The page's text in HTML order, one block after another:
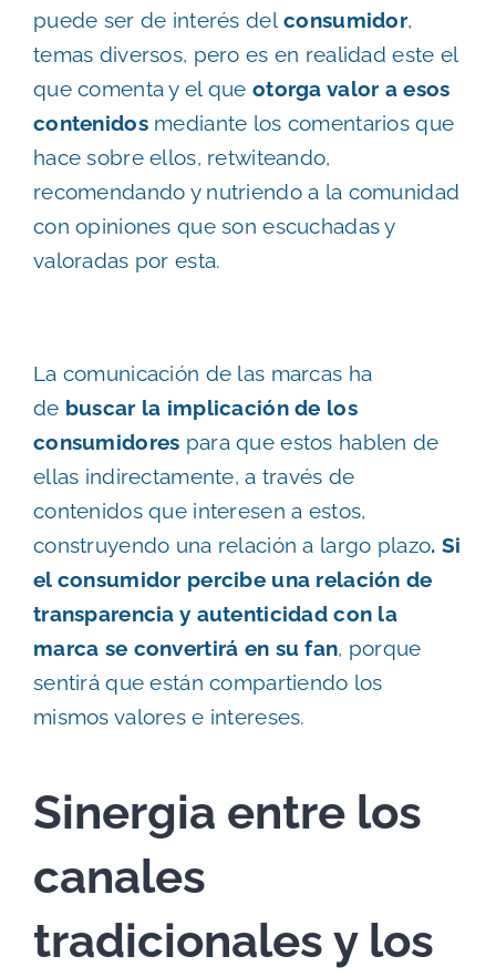
puede ser de interés delconsumidor,
temas diversos, pero es en realidad este el
que comenta y el que otorga valor a esos
contenidosmediante los comentarios que
hace sobre ellos, retwiteando,
recomendando y nutriendo a la comunidad
con opiniones que son escuchadas y
valoradas por esta.
La comunicación de las marcas ha
de buscar la implicación de los
consumidores para que estos hablen de
ellas indirectamente, a través de
contenidos que interesen a estos,
construyendo una relación a largo plazo. Si
el consumidor percibe una relación de
transparencia y autenticidad con la
marca se convertirá en su fan, porque
sentirá que están compartiendo los
mismos valores e intereses.
Sinergia entre los
canales
tradicionales y los